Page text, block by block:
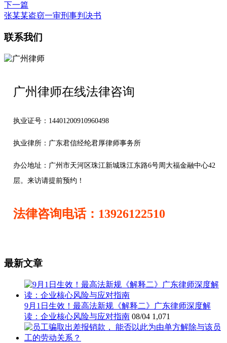
下一篇
张某某盗窃一审刑事判决书
联系我们
广州律师在线法律咨询
执业证号：14401200910960498
执业律所：广东君信经纶君厚律师事务所
办公地址： 广州市天河区珠江新城珠江东路6号周大福金融中心42
层。来访请提前预约！
法律咨询电话：13926122510
最新文章
9月1日生效！最高法新规《解释二》广东律师深度解
读：企业核心风险与应对指南 08/04 1,071